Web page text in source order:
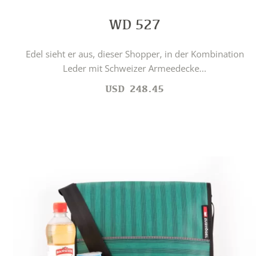
WD 527
Edel sieht er aus, dieser Shopper, in der Kombination
Leder mit Schweizer Armeedecke...
USD 248.45